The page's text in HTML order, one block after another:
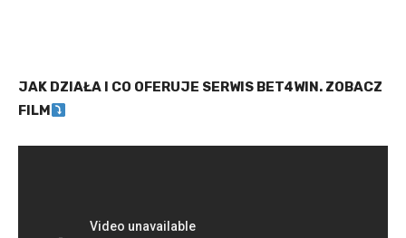
JAK DZIAŁA I CO OFERUJE SERWIS BET4WIN. ZOBACZ
FILM